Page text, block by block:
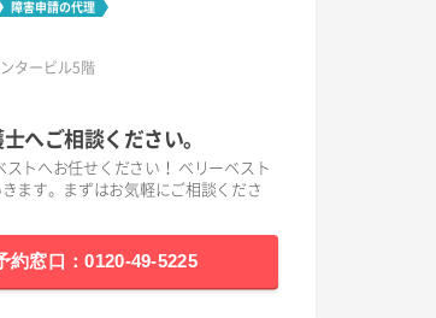
障害申請の代理
タービル5階
へご相談ください。
トへお任せください！ ベリーベスト
ます。まずはお気軽にご相談くださ
約窓口：0120-49-5225